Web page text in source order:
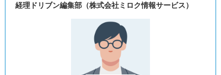
経理ドリブン編集部（株式会社ミロク情報サービス）